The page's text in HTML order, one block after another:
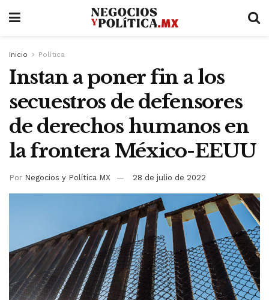
Inicio Política
Instan a poner fin a los
secuestros de defensores
de derechos humanos en
la frontera México-EEUU
Por Negocios y Política MX 28 de julio de 2022